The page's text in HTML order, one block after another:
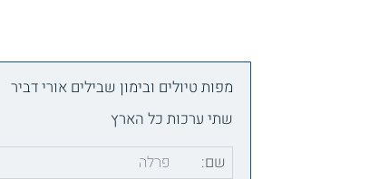
מפות טיולים ובימון שבילים אורי דביר
שתי ערכות כל הארץ
שם:
פרלה